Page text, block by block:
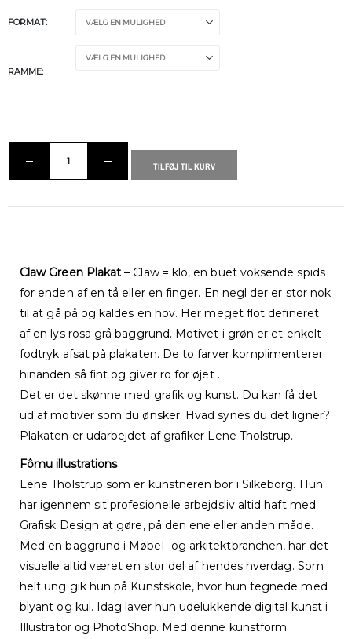
FORMAT
RAMME
TILFØJ TIL KURV
Claw Green Plakat –Claw = klo, en buet voksende spids
for enden af en tå eller en finger. En negl der er stor nok
til at gå på og kaldes en hov. Her meget flot defineret
af en lys rosa grå baggrund. Motivet i grøn er et enkelt
fodtryk afsat på plakaten. De to farver komplimenterer
hinanden så fint og giver ro for øjet .
Det er det skønne med grafik og kunst. Du kan få det
ud af motiver som du ønsker. Hvad synes du det ligner?
Plakaten er udarbejdet af grafiker Lene Tholstrup.
Fômu illustrations
Lene Tholstrup som er kunstneren bor i Silkeborg. Hun
har igennem sit profesionelle arbejdsliv altid haft med
Grafisk Design at gøre, på den ene eller anden måde.
Med en baggrund i Møbel- og arkitektbranchen, har det
visuelle altid været en stor del af hendes hverdag. Som
helt ung gik hun på Kunstskole, hvor hun tegnede med
blyant og kul. Idag laver hun udelukkende digital kunst i
Illustrator og PhotoShop. Med denne kunstform